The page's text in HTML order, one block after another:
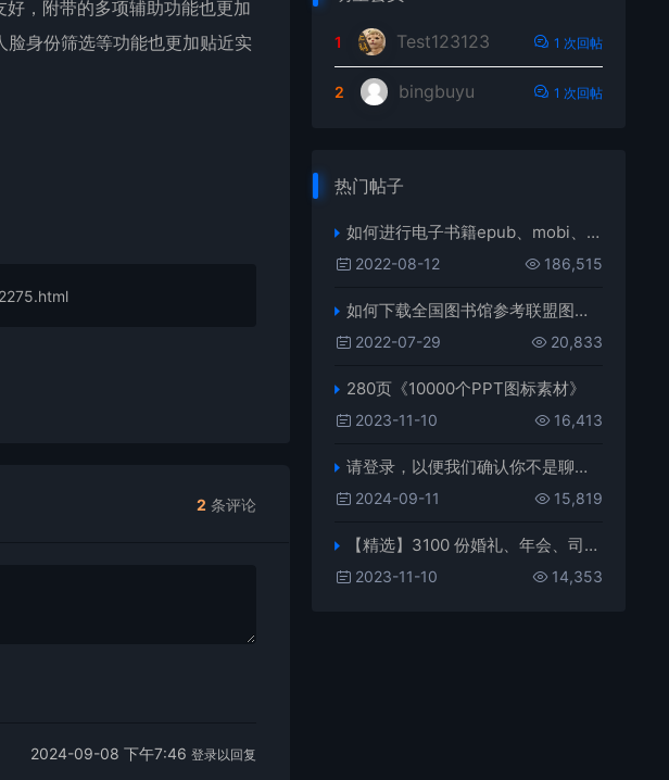
，附带的多项辅助功能也更加
身份筛选等功能也更加贴近实
2 条评论
2024-09-08 下午7:46 登录以回复
1 Test123123 1 次回帖
2 bingbuyu 1 次回帖
热门帖子
如何进行电子书籍epub、mobi、azw3格式互转，附海量电子书籍资源
2022-08-12 186,515
如何下载全国图书馆参考联盟图书？
2022-07-29 20,833
280页《10000个PPT图标素材》
2023-11-10 16,413
请登录，以便我们确认你不是聊天机器人
2024-09-11 15,819
【精选】3100 份婚礼、年会、司仪主持人、台词稿、节日生日、晚会、开场、开场白素材
2023-11-10 14,353